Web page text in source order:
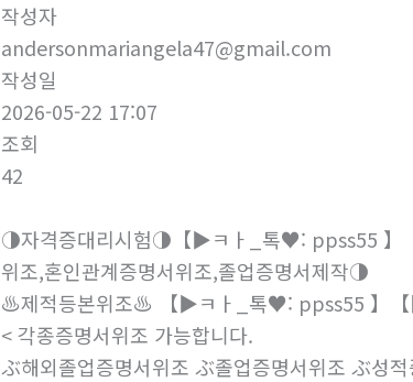
작성자
andersonmariangela47@gmail.com
작성일
2026-05-22 17:07
조회
42
◑자격증대리시험◑【▶ㅋㅏ_톡♥: ppss55 】
위조,혼인관계증명서위조,졸업증명서제작◑
♨️제적등본위조♨️ 【▶ㅋㅏ_톡♥: ppss55 】【
< 각종증명서위조 가능합니다.
ぶ해외졸업증명서위조 ぶ졸업증명서위조 ぶ성